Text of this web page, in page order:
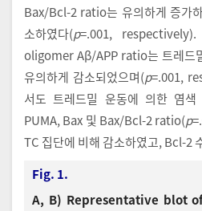
Bax/Bcl-2 ratio는 유의하게 증가
소하였다(p=.001,
oligomer Aβ/APP ratio는 트레드
유의하게 감소되었으며(p=.001,
서도 트레드밀 운동에 의한 염
PUMA, Bax 및 Bax/Bcl-2 ratio(p
TC 집단에 비해 감소하였고, Bcl-2
Fig. 1.
A, B) Representative blot